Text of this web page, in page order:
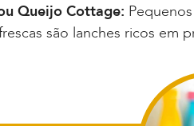
Queijo Cottage:
são lanches ricos em